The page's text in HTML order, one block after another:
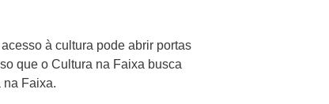
à cultura pode abrir portas
que o Cultura na Faixa busca
na Faixa.